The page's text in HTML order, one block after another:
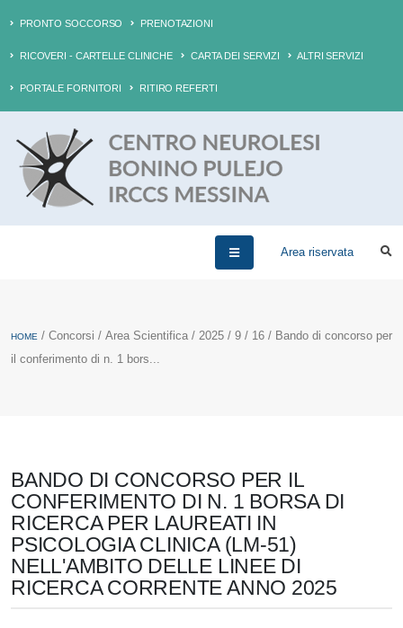
PRONTO SOCCORSO PRENOTAZIONI
RICOVERI - CARTELLE CLINICHE CARTA DEI SERVIZI ALTRI SERVIZI
PORTALE FORNITORI RITIRO REFERTI
Area riservata
HOME / Concorsi / Area Scientifica / 2025 / 9 / 16 / Bando di concorso per
il conferimento di n. 1 bors...
BANDO DI CONCORSO PER IL
CONFERIMENTO DI N. 1 BORSA DI
RICERCA PER LAUREATI IN
PSICOLOGIA CLINICA (LM-51)
NELL'AMBITO DELLE LINEE DI
RICERCA CORRENTE ANNO 2025